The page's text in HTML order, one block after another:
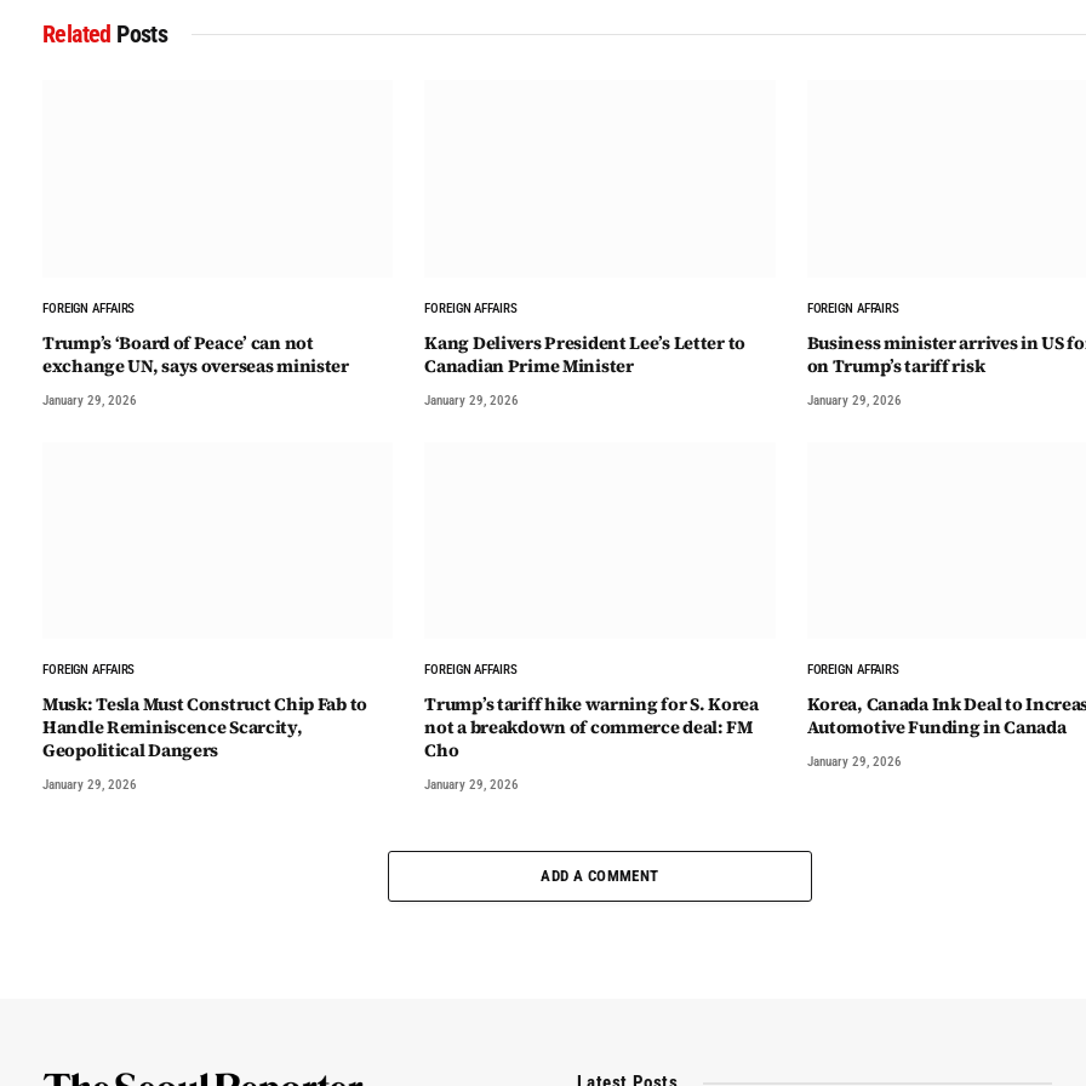
Related Posts
FOREIGN AFFAIRS
Trump’s ‘Board of Peace’ can not
exchange UN, says overseas minister
January 29, 2026
FOREIGN AFFAIRS
Kang Delivers President Lee’s Letter to
Canadian Prime Minister
January 29, 2026
FOREIGN AFFAIRS
Business minister arrives in US
on Trump’s tariff risk
January 29, 2026
FOREIGN AFFAIRS
Musk: Tesla Must Construct Chip Fab to
Handle Reminiscence Scarcity,
Geopolitical Dangers
January 29, 2026
FOREIGN AFFAIRS
Trump’s tariff hike warning for S. Korea
not a breakdown of commerce deal: FM
Cho
January 29, 2026
FOREIGN AFFAIRS
Korea, Canada Ink Deal to
Automotive Funding in Canada
January 29, 2026
ADD A COMMENT